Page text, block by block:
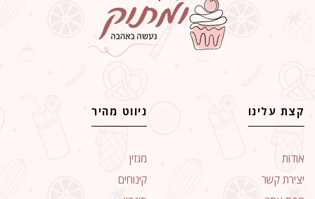
קצת עלינו
אודות
יצירת קשר
ניווט מהיר
מגזין
קינוחים